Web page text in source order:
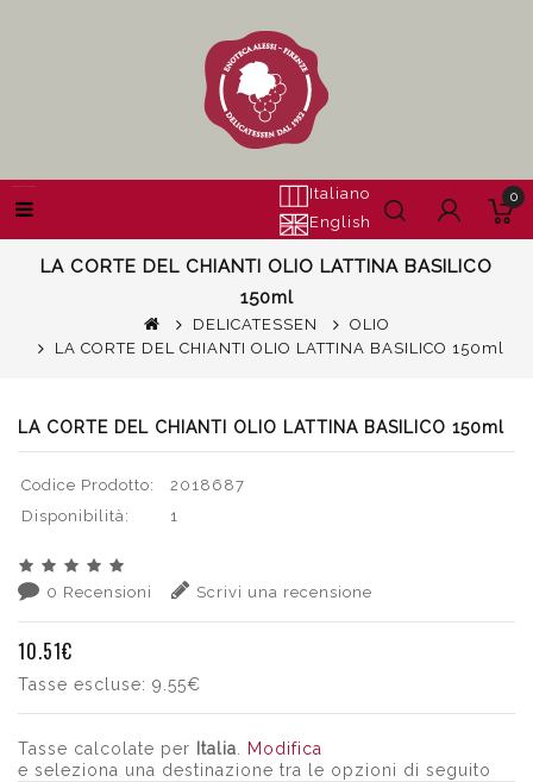
Italiano
English
0
LA CORTE DEL CHIANTI OLIO LATTINA BASILICO
150ml
DELICATESSEN
OLIO
LA CORTE DEL CHIANTI OLIO LATTINA BASILICO 150ml
LA CORTE DEL CHIANTI OLIO LATTINA BASILICO 150ml
Codice Prodotto:
2018687
Disponibilità:
1
0 Recensioni Scrivi una recensione
10.51€
Tasse escluse: 9.55€
Tasse calcolate per Italia
Modifica
e seleziona una destinazione tra le opzioni di seguito